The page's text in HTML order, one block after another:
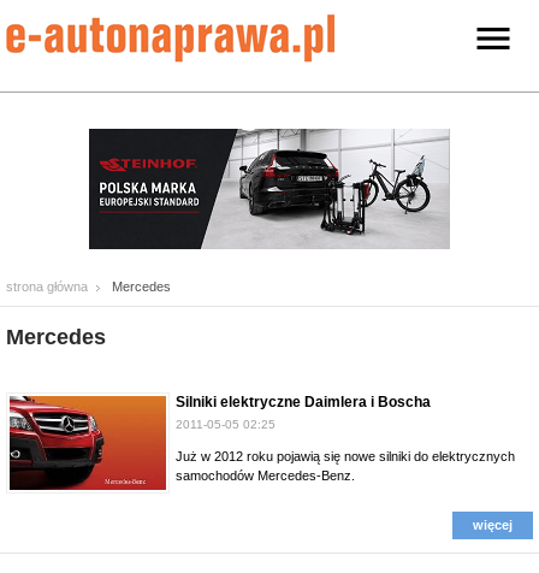
strona główna Mercedes
Mercedes
Silniki elektryczne Daimlera i Boscha
2011-05-05 02:25
Już w 2012 roku pojawią się nowe silniki do elektrycznych
samochodów Mercedes-Benz.
więcej